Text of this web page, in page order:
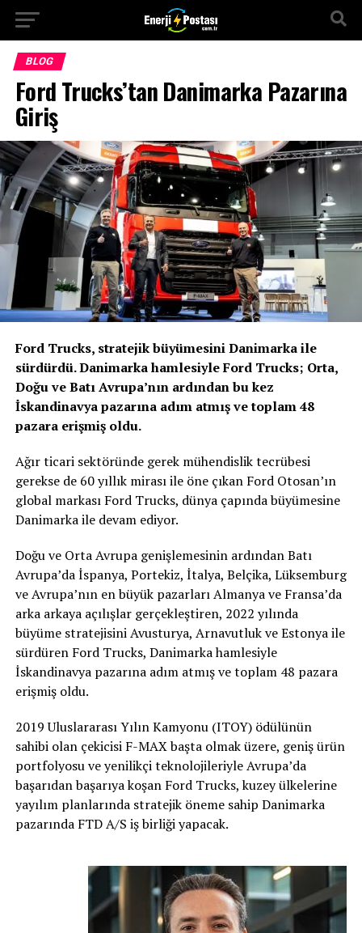
BLOG
Ford Trucks’tan Danimarka Pazarına
Giriş
Ford Trucks, stratejik büyümesini Danimarka ile
sürdürdü. Danimarka hamlesiyle Ford Trucks; Orta,
Doğu ve Batı Avrupa’nın ardından bu kez
İskandinavya pazarına adım atmış ve toplam 48
pazara erişmiş oldu.
Ağır ticari sektöründe gerek mühendislik tecrübesi
gerekse de 60 yıllık mirası ile öne çıkan Ford Otosan’ın
global markası Ford Trucks, dünya çapında büyümesine
Danimarka ile devam ediyor.
Doğu ve Orta Avrupa genişlemesinin ardından Batı
Avrupa’da İspanya, Portekiz, İtalya, Belçika, Lüksemburg
ve Avrupa’nın en büyük pazarları Almanya ve Fransa’da
arka arkaya açılışlar gerçekleştiren, 2022 yılında
büyüme stratejisini Avusturya, Arnavutluk ve Estonya ile
sürdüren Ford Trucks, Danimarka hamlesiyle
İskandinavya pazarına adım atmış ve toplam 48 pazara
erişmiş oldu.
2019 Uluslararası Yılın Kamyonu (ITOY) ödülünün
sahibi olan çekicisi F-MAX başta olmak üzere, geniş ürün
portfolyosu ve yenilikçi teknolojileriyle Avrupa’da
başarıdan başarıya koşan Ford Trucks, kuzey ülkelerine
yayılım planlarında stratejik öneme sahip Danimarka
pazarında FTD A/S iş birliği yapacak.